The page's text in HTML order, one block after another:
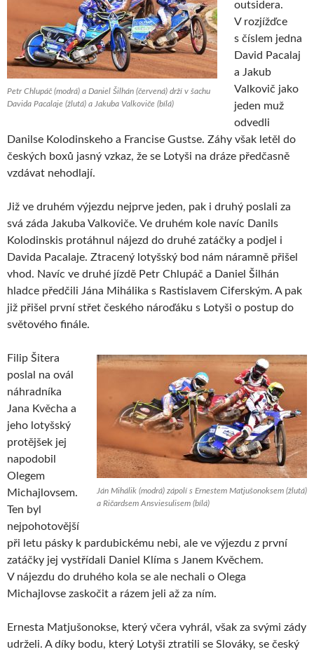
Petr Chlupáč (modrá) a Daniel Šilhán (červená) drží v šachu
Davida Pacalaje (žlutá) a Jakuba Valkoviče (bílá)
outsidera.
V rozjížďce
s číslem jedna
David Pacalaj
a Jakub
Valkovič jako
jeden muž
odvedli
Danilse Kolodinskeho a Francise Gustse. Záhy však letěl do
českých boxů jasný vzkaz, že se Lotyši na dráze předčasně
vzdávat nehodlají.
Již ve druhém výjezdu nejprve jeden, pak i druhý poslali za
svá záda Jakuba Valkoviče. Ve druhém kole navíc Danils
Kolodinskis protáhnul nájezd do druhé zatáčky a podjel i
Davida Pacalaje. Ztracený lotyšský bod nám náramně přišel
vhod. Navíc ve druhé jízdě Petr Chlupáč a Daniel Šilhán
hladce předčili Jána Mihálika s Rastislavem Ciferským. A pak
již přišel první střet českého nároďáku s Lotyši o postup do
světového finále.
Ján Mihálik (modrá) zápolí s Ernestem Matjušonoksem (žlutá)
a Ričardsem Ansviesulisem (bílá)
Filip Šitera
poslal na ovál
náhradníka
Jana Kvěcha a
jeho lotyšský
protějšek jej
napodobil
Olegem
Michajlovsem.
Ten byl
nejpohotovější
při letu pásky k pardubickému nebi, ale ve výjezdu z první
zatáčky jej vystřídali Daniel Klíma s Janem Kvěchem.
V nájezdu do druhého kola se ale nechali o Olega
Michajlovse zaskočit a rázem jeli až za ním.
Ernesta Matjušonokse, který včera vyhrál, však za svými zády
udrželi. A díky bodu, který Lotyši ztratili se Slováky, se český